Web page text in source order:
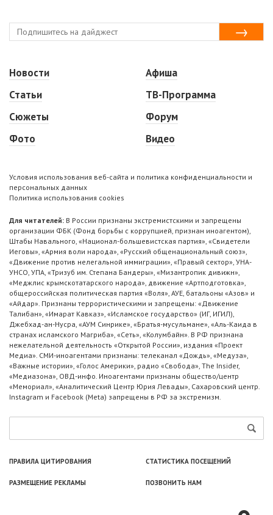
Новости
Статьи
Сюжеты
Фото
Афиша
ТВ-Программа
Форум
Видео
Условия использования веб-сайта и политика конфиденциальности и
персональных данных
Политика использования cookies
Для читателей: В России признаны экстремистскими и запрещены
организации ФБК (Фонд борьбы с коррупцией, признан иноагентом),
Штабы Навального, «Национал-большевистская партия», «Свидетели
Иеговы», «Армия воли народа», «Русский общенациональный союз»,
«Движение против нелегальной иммиграции», «Правый сектор», УНА-
УНСО, УПА, «Тризуб им. Степана Бандеры», «Мизантропик дивижн»,
«Меджлис крымскотатарского народа», движение «Артподготовка»,
общероссийская политическая партия «Воля», АУЕ, батальоны «Азов» и
«Айдар». Признаны террористическими и запрещены: «Движение
Талибан», «Имарат Кавказ», «Исламское государство» (ИГ, ИГИЛ),
Джебхад-ан-Нусра, «АУМ Синрике», «Братья-мусульмане», «Аль-Каида в
странах исламского Магриба», «Сеть», «Колумбайн». В РФ признана
нежелательной деятельность «Открытой России», издания «Проект
Медиа». СМИ-иноагентами признаны: телеканал «Дождь», «Медуза»,
«Важные истории», «Голос Америки», радио «Свобода», The Insider,
«Медиазона», ОВД-инфо. Иноагентами признаны общество/центр
«Мемориал», «Аналитический Центр Юрия Левады», Сахаровский центр.
Instagram и Facebook (Metа) запрещены в РФ за экстремизм.
ПРАВИЛА ЦИТИРОВАНИЯ СТАТИСТИКА ПОСЕЩЕНИЙ
РАЗМЕЩЕНИЕ РЕКЛАМЫ ПОЗВОНИТЬ НАМ